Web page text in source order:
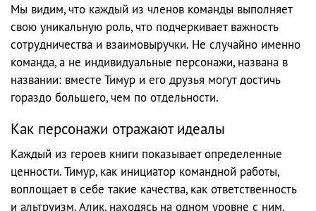
Мы видим, что каждый из членов команды выполняет
свою уникальную роль, что подчеркивает важность
сотрудничества и взаимовыручки. Не случайно именно
команда, а не индивидуальные персонажи, названа в
названии: вместе Тимур и его друзья могут достичь
гораздо большего, чем по отдельности.
Как персонажи отражают идеалы
Каждый из героев книги показывает определенные
ценности. Тимур, как инициатор командной работы,
воплощает в себе такие качества, как ответственность
и альтруизм. Алик, находясь на одном уровне с ним,